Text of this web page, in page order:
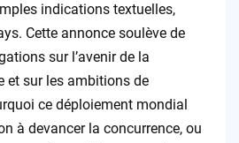
indications textuelles,
Cette annonce soulève de
sur l’avenir de la
et sur les ambitions de
ce déploiement mondial
à devancer la concurrence, ou